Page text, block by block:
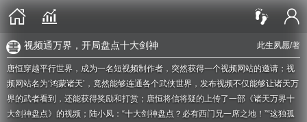
此生夙愿/著
视频通万界，开局盘点十大剑神
唐恒穿越平行世界，成为一名短视频制作者，突然获得一个视频网站的邀请；视
频网站名为‘鸿蒙诸天’，竟然能够连通各个武侠世界，发布视频不仅能够让诸天万
界的武者看到，还能获得奖励和打赏；唐恒将信将疑的上传了一部《诸天万界十
大剑神盘点》的视频；陆小凤：“十大剑神盘点？必有西门兄一席之地！”“这独孤